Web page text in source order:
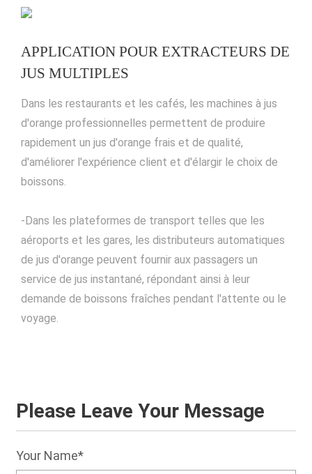
APPLICATION POUR EXTRACTEURS DE
JUS MULTIPLES
Dans les restaurants et les cafés, les machines à jus
d'orange professionnelles permettent de produire
rapidement un jus d'orange frais et de qualité,
d'améliorer l'expérience client et d'élargir le choix de
boissons.
-Dans les plateformes de transport telles que les
aéroports et les gares, les distributeurs automatiques
de jus d'orange peuvent fournir aux passagers un
service de jus instantané, répondant ainsi à leur
demande de boissons fraîches pendant l'attente ou le
voyage.
Please Leave Your Message
Your Name*